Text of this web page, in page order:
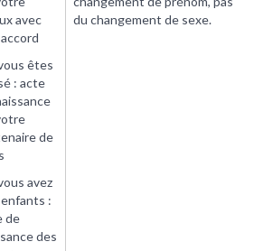
avec
êtes
: acte
de
avez
:
de
des
du changement de sexe.